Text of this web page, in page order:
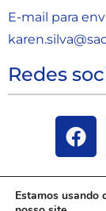
E-mail para
Redes
Estamos usando